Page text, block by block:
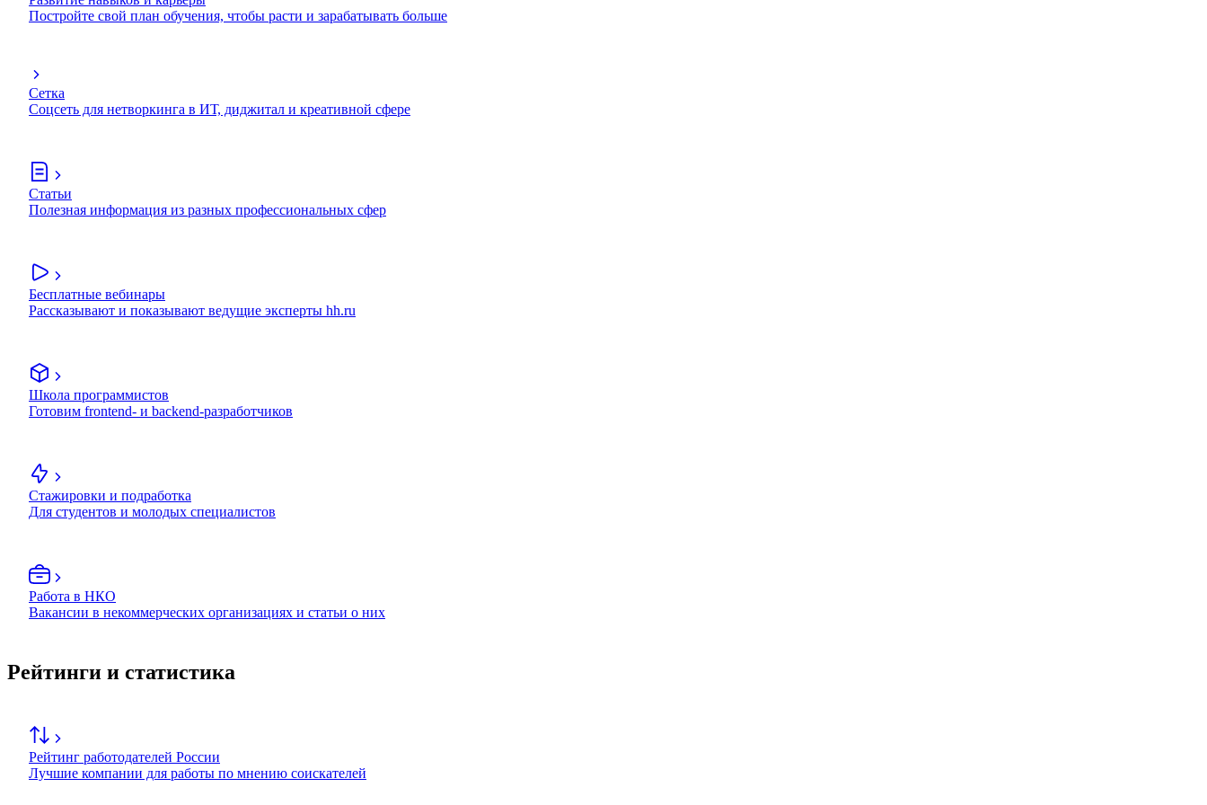
Постройте свой план обучения, чтобы расти и зарабатывать больше
Сетка
Соцсеть для нетворкинга в ИТ, диджитал и креативной сфере
Статьи
Полезная информация из разных профессиональных сфер
Бесплатные вебинары
Рассказывают и показывают ведущие эксперты hh.ru
Школа программистов
Готовим frontend- и backend-разработчиков
Стажировки и подработка
Для студентов и молодых специалистов
Работа в НКО
Вакансии в некоммерческих организациях и статьи о них
Рейтинги и статистика
Рейтинг работодателей России
Лучшие компании для работы по мнению соискателей